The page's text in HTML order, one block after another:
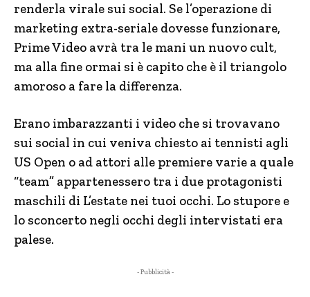
renderla virale sui social. Se l’operazione di
marketing extra-seriale dovesse funzionare,
Prime Video avrà tra le mani un nuovo cult,
ma alla fine ormai si è capito che è il triangolo
amoroso a fare la differenza.
Erano imbarazzanti i video che si trovavano
sui social in cui veniva chiesto ai tennisti agli
US Open o ad attori alle premiere varie a quale
“team” appartenessero tra i due protagonisti
maschili di L’estate nei tuoi occhi. Lo stupore e
lo sconcerto negli occhi degli intervistati era
palese.
- Pubblicità -